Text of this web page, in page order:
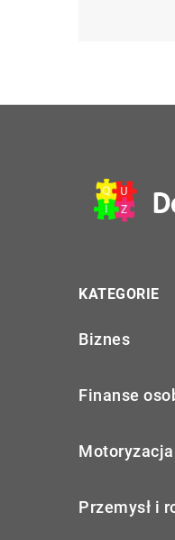
KATEGORIE
Biznes
Finanse
Motoryzacja
Przemysł i